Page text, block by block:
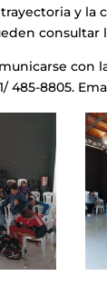
y
consultar
con
485-8805.